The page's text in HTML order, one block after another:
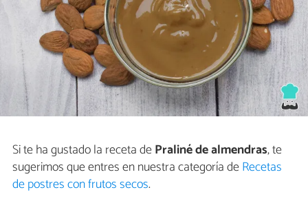
Si te ha gustado la receta dePraliné de almendras, te
sugerimos que entres en nuestra categoría deRecetas
de postres con frutos secos.